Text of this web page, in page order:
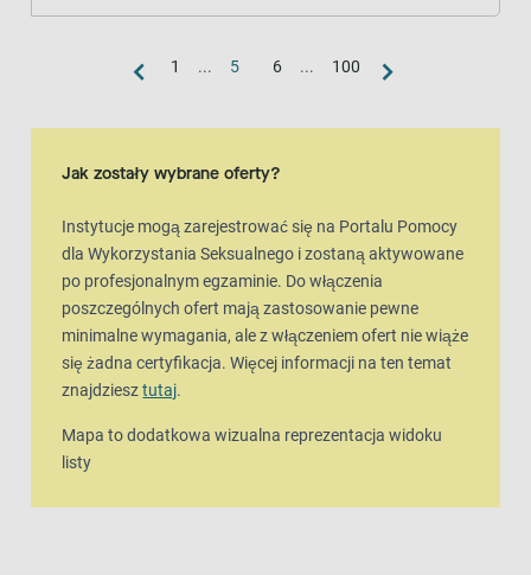
1 ... 5 6 ... 100
widok mapy
Jak zostały wybrane oferty?
Instytucje mogą zarejestrować się na Portalu Pomocy
dla Wykorzystania Seksualnego i zostaną aktywowane
po profesjonalnym egzaminie. Do włączenia
poszczególnych ofert mają zastosowanie pewne
minimalne wymagania, ale z włączeniem ofert nie wiąże
się żadna certyfikacja. Więcej informacji na ten temat
znajdziesztutaj.
Mapa to dodatkowa wizualna reprezentacja widoku
listy